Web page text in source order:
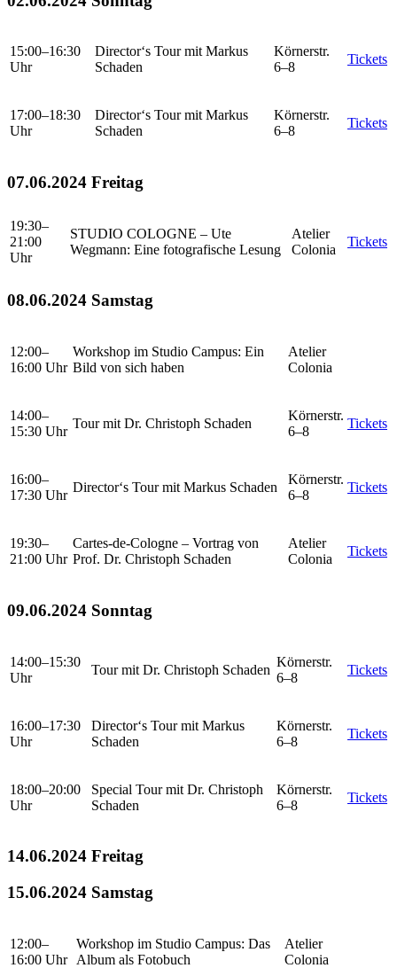
15:00–16:30
Uhr
Director‘s Tour mit Markus
Schaden
Körnerstr.
6–8
Tickets
17:00–18:30
Uhr
Director‘s Tour mit Markus
Schaden
Körnerstr.
6–8
Tickets
07.06.2024 Freitag
19:30–
21:00
Uhr
STUDIO COLOGNE – Ute
Wegmann: Eine fotografische Lesung
Atelier
Colonia
Tickets
08.06.2024 Samstag
12:00–
16:00 Uhr
Workshop im Studio Campus: Ein
Bild von sich haben
Atelier
Colonia
14:00–
15:30 Uhr
Tour mit Dr. Christoph Schaden
Körnerstr.
6–8
Tickets
16:00–
17:30 Uhr
Director‘s Tour mit Markus Schaden
Körnerstr.
6–8
Tickets
19:30–
21:00 Uhr
Cartes-de-Cologne – Vortrag von
Prof. Dr. Christoph Schaden
Atelier
Colonia
Tickets
09.06.2024 Sonntag
14:00–15:30
Uhr
Tour mit Dr. Christoph Schaden
Körnerstr.
6–8
Tickets
16:00–17:30
Uhr
Director‘s Tour mit Markus
Schaden
Körnerstr.
6–8
Tickets
18:00–20:00
Uhr
Special Tour mit Dr. Christoph
Schaden
Körnerstr.
6–8
Tickets
14.06.2024 Freitag
15.06.2024 Samstag
12:00–
16:00 Uhr
Workshop im Studio Campus: Das
Album als Fotobuch
Atelier
Colonia